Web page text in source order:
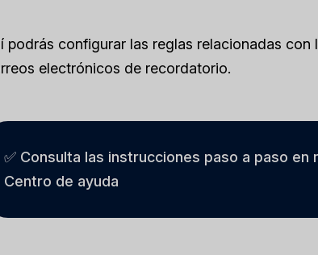
podrás configurar las reglas relacionadas
electrónicos de recordatorio.
✅ Consulta las instrucciones paso a paso en
Centro de ayuda